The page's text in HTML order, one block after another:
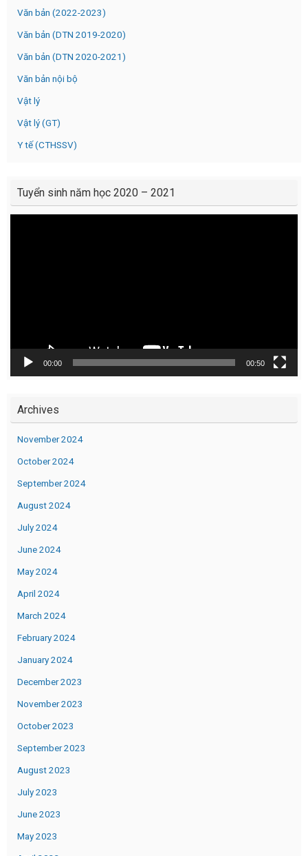
Văn bản (2022-2023)
Văn bản (DTN 2019-2020)
Văn bản (DTN 2020-2021)
Văn bản nội bộ
Vật lý
Vật lý (GT)
Y tế (CTHSSV)
Tuyển sinh năm học 2020 – 2021
00:00 00:50
Archives
November 2024
October 2024
September 2024
August 2024
July 2024
June 2024
May 2024
April 2024
March 2024
February 2024
January 2024
December 2023
November 2023
October 2023
September 2023
August 2023
July 2023
June 2023
May 2023